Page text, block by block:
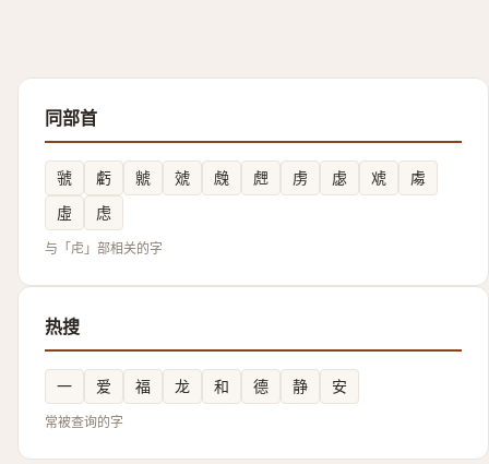
同部首
虢 虧 虩 虠 䖘 䖖 虏 虙 䖊
䖏
虛
虑
与「虍」部相关的字
热搜
一 爱 福 龙 和 德 静 安
常被查询的字